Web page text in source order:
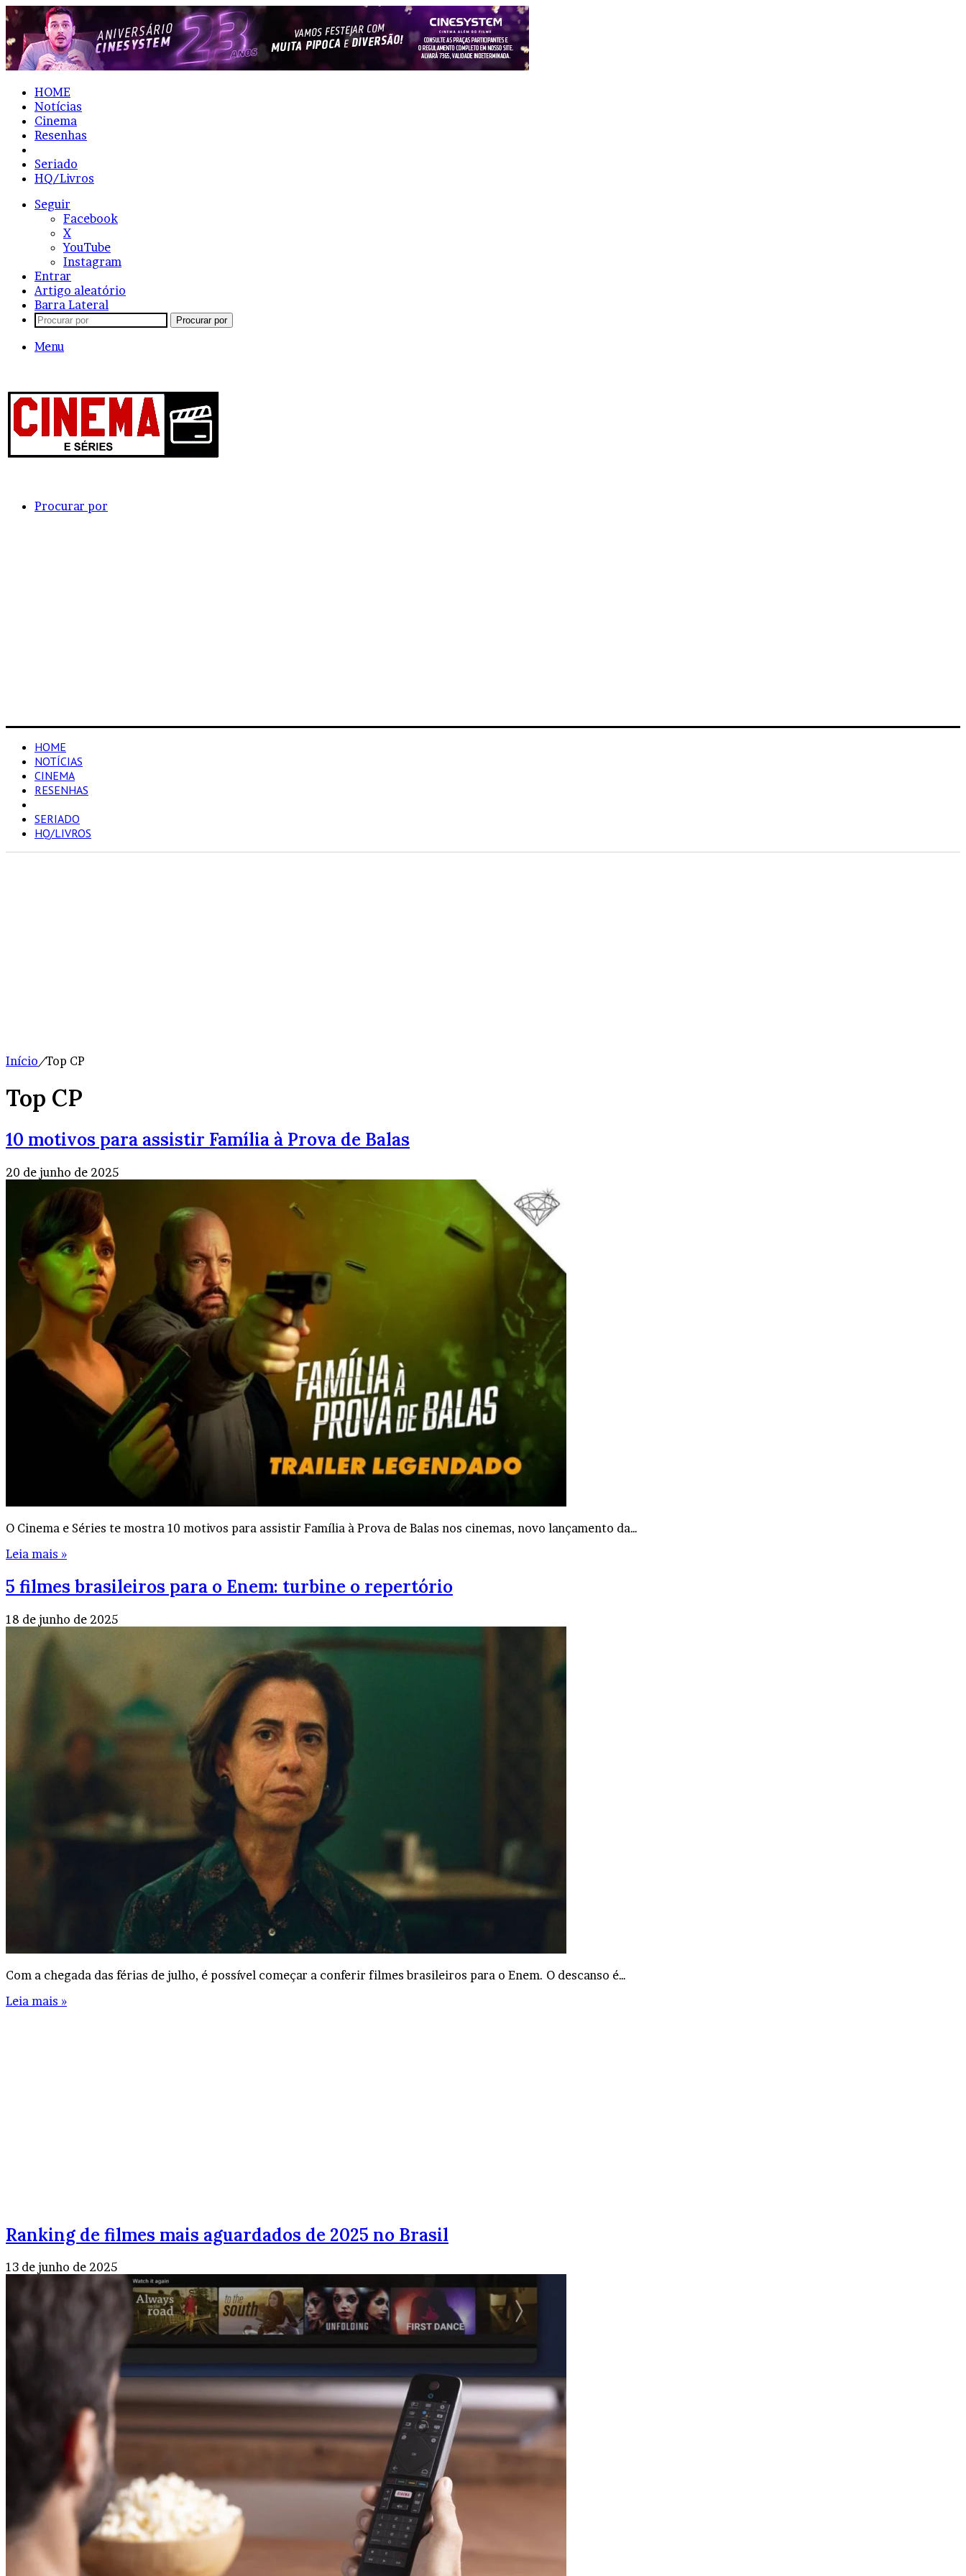
HOME
Notícias
Cinema
Resenhas
Seriado
HQ/Livros
Seguir
Facebook
X
YouTube
Instagram
Entrar
Artigo aleatório
Barra Lateral
Procurar por
Menu
Procurar por
HOME
NOTÍCIAS
CINEMA
RESENHAS
SERIADO
HQ/LIVROS
Início/Top CP
Top CP
10 motivos para assistir Família à Prova de Balas
20 de junho de 2025
O Cinema e Séries te mostra 10 motivos para assistir Família à Prova de Balas nos cinemas, novo lançamento da…
Leia mais »
5 filmes brasileiros para o Enem: turbine o repertório
18 de junho de 2025
Com a chegada das férias de julho, é possível começar a conferir filmes brasileiros para o Enem. O descanso é…
Leia mais »
Ranking de filmes mais aguardados de 2025 no Brasil
13 de junho de 2025